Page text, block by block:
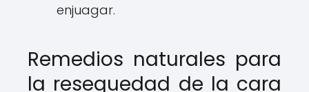
enjuagar.
Remedios naturales para
la resequedad de la cara